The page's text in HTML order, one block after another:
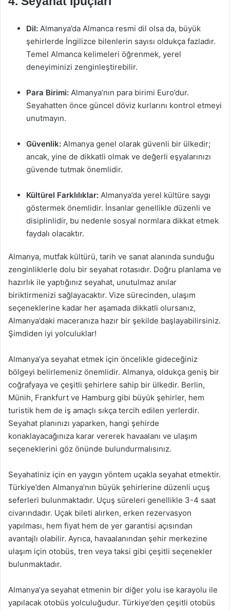
Dil: Almanya’da Almanca resmi dil olsa da, büyük
şehirlerde İngilizce bilenlerin sayısı oldukça fazladır.
Temel Almanca kelimeleri öğrenmek, yerel
deneyiminizi zenginleştirebilir.
Para Birimi: Almanya’nın para birimi Euro’dur.
Seyahatten önce güncel döviz kurlarını kontrol etmeyi
unutmayın.
Güvenlik: Almanya genel olarak güvenli bir ülkedir;
ancak, yine de dikkatli olmak ve değerli eşyalarınızı
güvende tutmak önemlidir.
Kültürel Farklılıklar: Almanya’da yerel kültüre saygı
göstermek önemlidir. İnsanlar genellikle düzenli ve
disiplinlidir, bu nedenle sosyal normlara dikkat etmek
faydalı olacaktır.
Almanya, mutfak kültürü, tarih ve sanat alanında sunduğu
zenginliklerle dolu bir seyahat rotasıdır. Doğru planlama ve
hazırlık ile yaptığınız seyahat, unutulmaz anılar
biriktirmenizi sağlayacaktır. Vize sürecinden, ulaşım
seçeneklerine kadar her aşamada dikkatli olursanız,
Almanya’daki maceranıza hazır bir şekilde başlayabilirsiniz.
Şimdiden iyi yolculuklar!
Almanya’ya seyahat etmek için öncelikle gideceğiniz
bölgeyi belirlemeniz önemlidir. Almanya, oldukça geniş bir
coğrafyaya ve çeşitli şehirlere sahip bir ülkedir. Berlin,
Münih, Frankfurt ve Hamburg gibi büyük şehirler, hem
turistik hem de iş amaçlı sıkça tercih edilen yerlerdir.
Seyahat planınızı yaparken, hangi şehirde
konaklayacağınıza karar vererek havaalanı ve ulaşım
seçeneklerini göz önünde bulundurmalısınız.
Seyahatiniz için en yaygın yöntem uçakla seyahat etmektir.
Türkiye’den Almanya’nın büyük şehirlerine düzenli uçuş
seferleri bulunmaktadır. Uçuş süreleri genellikle 3-4 saat
civarındadır. Uçak bileti alırken, erken rezervasyon
yapılması, hem fiyat hem de yer garantisi açısından
avantajlı olabilir. Ayrıca, havaalanından şehir merkezine
ulaşım için otobüs, tren veya taksi gibi çeşitli seçenekler
bulunmaktadır.
Almanya’ya seyahat etmenin bir diğer yolu ise karayolu ile
yapılacak otobüs yolculuğudur. Türkiye’den çeşitli otobüs